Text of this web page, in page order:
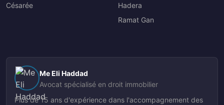
Césarée
Hadera
Ramat Gan
Me Eli Haddad
Avocat spécialisé en droit immobilier
Plus de 15 ans d'expérience dans l'accompagnement des